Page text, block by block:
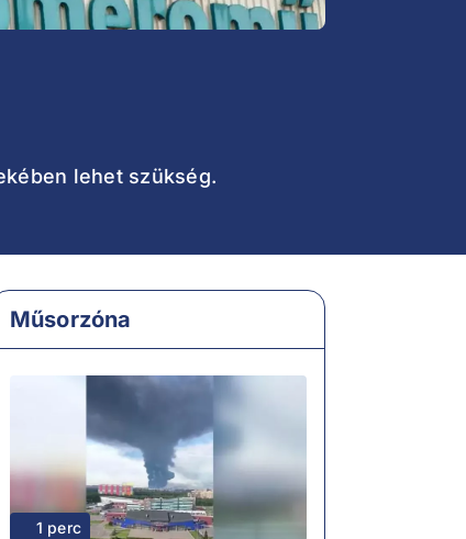
lehet szükség.
Műsorzóna
1 perc